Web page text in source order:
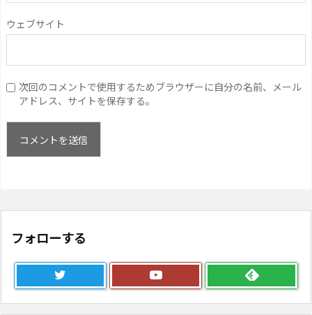
ウェブサイト
次回のコメントで使用するためブラウザーに自分の名前、メール
アドレス、サイトを保存する。
フォローする